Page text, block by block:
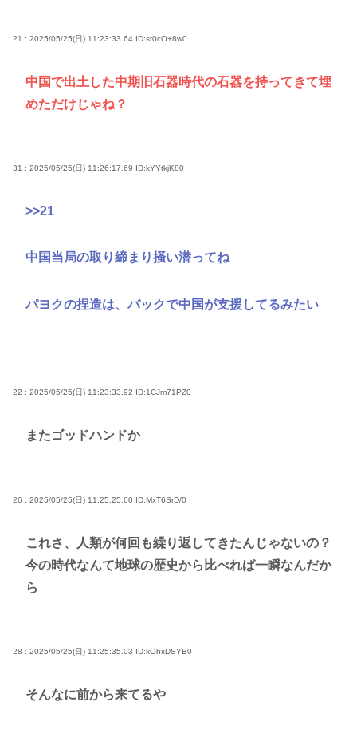
21 : 2025/05/25(日) 11:23:33.64 ID:st0cO+8w0
中国で出土した中期旧石器時代の石器を持ってきて埋
めただけじゃね？
31 : 2025/05/25(日) 11:26:17.69 ID:kYYtkjK80
>>21
中国当局の取り締まり掻い潜ってね
パヨクの捏造は、バックで中国が支援してるみたい
22 : 2025/05/25(日) 11:23:33.92 ID:1CJm71PZ0
またゴッドハンドか
26 : 2025/05/25(日) 11:25:25.60 ID:MxT6SrD/0
これさ、人類が何回も繰り返してきたんじゃないの？
今の時代なんて地球の歴史から比べれば一瞬なんだか
ら
28 : 2025/05/25(日) 11:25:35.03 ID:kOhxDSYB0
そんなに前から来てるや